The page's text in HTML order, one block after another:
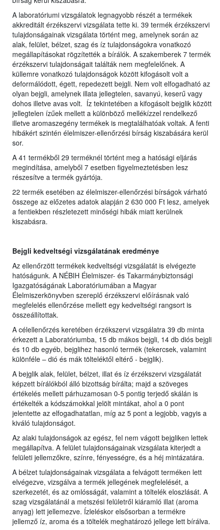
A laboratóriumi vizsgálatok legnagyobb részét a termékek
akkreditált érzékszervi vizsgálata tette ki. 39 termék érzékszervi
tulajdonságainak vizsgálata történt meg, amelynek során az
alak, felület, bélzet, szag és íz tulajdonságokra vonatkozó
megállapításokat rögzítették a bírálók. A szakemberek 7 termék
érzékszervi tulajdonságait találták nem megfelelőnek. A
küllemre vonatkozó tulajdonságok között kifogásolt volt a
deformálódott, égett, repedezett bejgli. Nem volt elfogadható az
olyan bejgli, amelynek illata jellegtelen, savanyú, keserű vagy
dohos illetve avas volt. Íz tekintetében a kifogásolt bejglik között
jellegtelen ízűek mellett a különböző mellékízzel rendelkező
illetve aromaszegény termékek is megtalálhatóak voltak. A fenti
hibákért szintén élelmiszer-ellenőrzési bírság kiszabására kerül
sor.
A 41 termékből 29 terméknél történt meg a hatósági eljárás
megindítása, amelyből 7 esetben figyelmeztetésben lesz
részesítve a termék gyártója.
22 termék esetében az élelmiszer-ellenőrzési bírságok várható
összege az előzetes adatok alapján 2 630 000 Ft lesz, amelyek
a fentiekben részletezett minőségi hibák miatt kerülnek
kiszabásra.
Bejgli kedveltségi vizsgálatának eredménye
Az ellenőrzött termékek kedveltségi vizsgálatát is elvégezte
hatóságunk. A NÉBIH Élelmiszer- és Takarmánybiztonsági
Igazgatóságának Laboratóriumában a Magyar
Élelmiszerkönyvben szereplő érzékszervi előírásnak való
megfelelés ellenőrzése mellett egy kedveltségi rangsort is
összeállítottak.
A célellenőrzés keretében érzékszervi vizsgálatra 39 db minta
érkezett a Laboratóriumba, 15 db mákos bejgli, 14 db diós bejgli
és 10 db egyéb, bejglihez hasonló termék (tekercsek, valamint
különféle – dió és mák tölteléktől eltérő - bejglik).
A bejglik alak, felület, bélzet, illat és íz érzékszervi vizsgálatát
képzett bírálókból álló bizottság bírálta; majd a szöveges
értékelés mellett párhuzamosan 0-5 pontig terjedő skálán is
értékelték a kódszámokkal jelölt mintákat, ahol a 0 pont
jelentette az elfogadhatatlan, míg az 5 pont a legjobb, vagyis a
kiváló tulajdonságot.
Az alaki tulajdonságok az egész, fel nem vágott bejgliken lettek
megállapítva. A felület tulajdonságainak vizsgálata kiterjedt a
felületi jellemzőkre, színre, fényességre, és a héj mintázatára.
A bélzet tulajdonságainak vizsgálata a felvágott terméken lett
elvégezve, vizsgálva a termék jellegének megfelelését, a
szerkezetét, és az omlósságát, valamint a töltelék eloszlását. A
szag vizsgálatánál a metszési felületről kiáramló illat (aroma
anyag) lett jellemezve. Ízleléskor elsősorban a termékre
jellemző íz, aroma és a töltelék meghatározó jellege lett bírálva.